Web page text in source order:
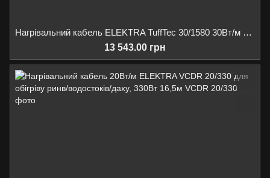
Нагрівальний кабель ELEKTRA TuffTec 30/1580 30Вт/м для обігріву ринв/водостоків/майданчиків/пандусів, 1580Вт 53м
13 543.00 грн